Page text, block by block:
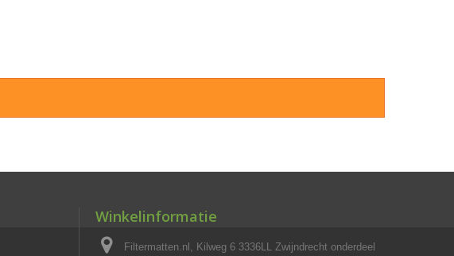
Winkelinformatie
Filtermatten.nl, Kilweg 6 3336LL Zwijndrecht onderdeel